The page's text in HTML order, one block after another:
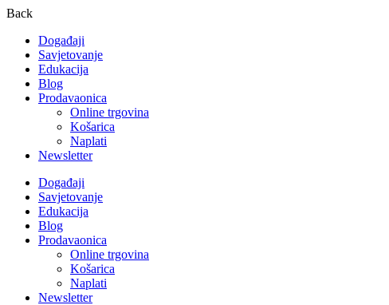
Back
Događaji
Savjetovanje
Edukacija
Blog
Prodavaonica
Online trgovina
Košarica
Naplati
Newsletter
Događaji
Savjetovanje
Edukacija
Blog
Prodavaonica
Online trgovina
Košarica
Naplati
Newsletter